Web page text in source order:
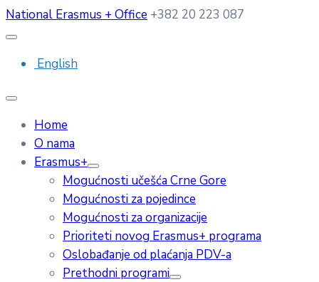
National Erasmus + Office +382 20 223 087
English
Home
O nama
Erasmus+
Mogućnosti učešća Crne Gore
Mogućnosti za pojedince
Mogućnosti za organizacije
Prioriteti novog Erasmus+ programa
Oslobađanje od plaćanja PDV-a
Prethodni programi